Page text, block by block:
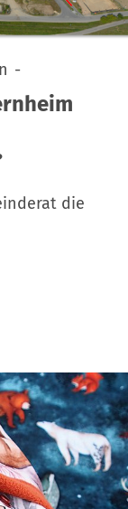
-
die